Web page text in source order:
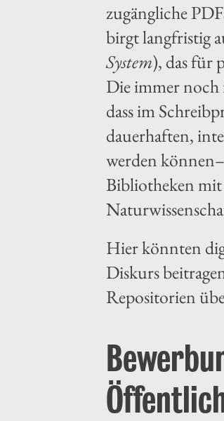
zugängliche
birgt langfristig
System), das für
Die immer noch
dass im
dauerhaften,
werden
Bibliotheken mit
Hier könnten
Diskurs
Repositorien